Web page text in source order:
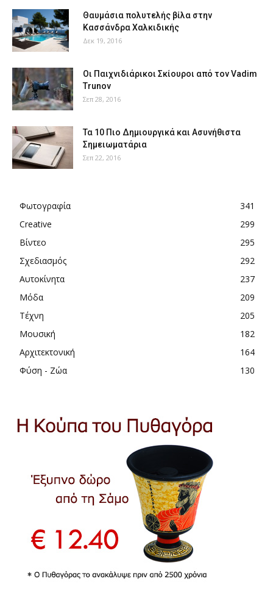
Θαυμάσια πολυτελής βίλα στην
Κασσάνδρα Χαλκιδικής
Δεκ 19, 2016
Οι Παιχνιδιάρικοι Σκίουροι από τον Vadim
Trunov
Σεπ 28, 2016
Τα 10 Πιο Δημιουργικά και Ασυνήθιστα
Σημειωματάρια
Σεπ 22, 2016
Φωτογραφία
341
Creative
299
Βίντεο
295
Σχεδιασμός
292
Αυτοκίνητα
237
Μόδα
209
Τέχνη
205
Μουσική
182
Αρχιτεκτονική
164
Φύση - Ζώα
130